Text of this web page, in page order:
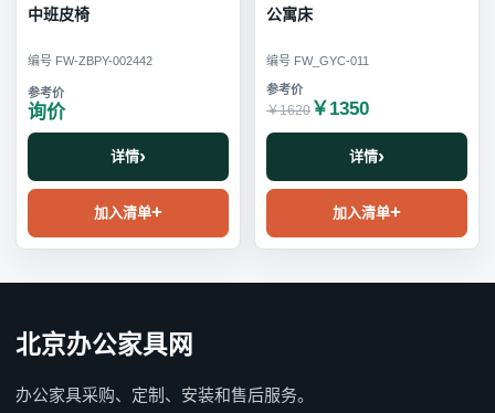
中班皮椅
编号 FW-ZBPY-002442
询价
详情
加入清单
公寓床
编号 FW_GYC-011
￥1620 ￥1350
详情
加入清单
北京办公家具网
办公家具采购、定制、安装和售后服务。